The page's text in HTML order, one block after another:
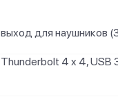
выход для наушников
Thunderbolt 4 x 4, USB